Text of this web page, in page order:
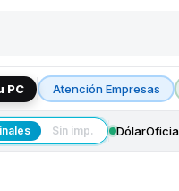
PC Atención Empresas
Sin imp. Dólar